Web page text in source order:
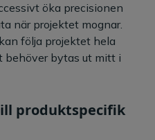
öka precisionen
när projektet mognar.
följa projektet hela
behöver bytas ut mitt i
produktspecifik